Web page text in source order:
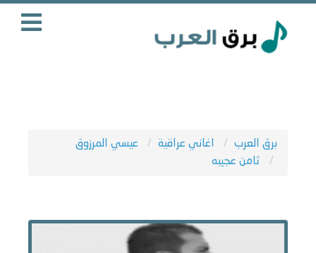
برق العرب اغاني عراقية
عيسي المرزوق
ثامن عجيبه